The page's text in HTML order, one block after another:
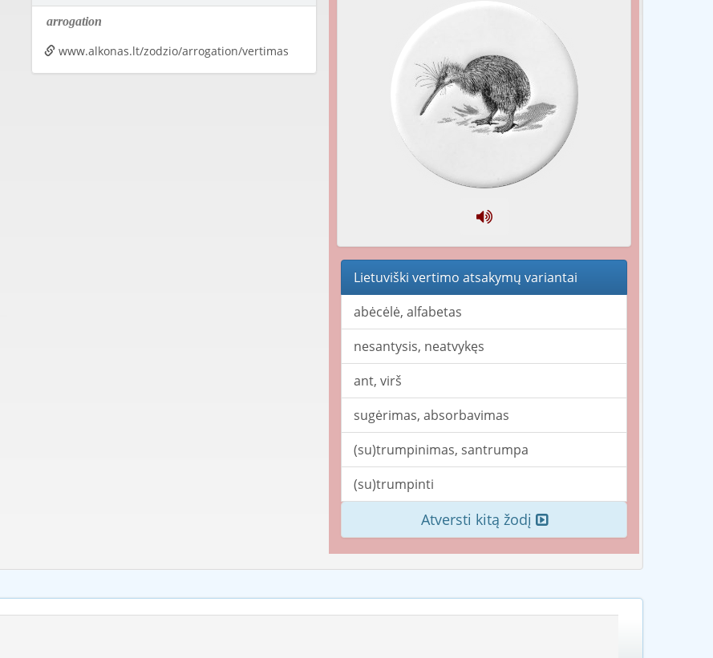
arrogation
www.alkonas.lt/zodzio/arrogation/vertimas
Lietuviški vertimo atsakymų variantai
abėcėlė, alfabetas
nesantysis, neatvykęs
ant, virš
sugėrimas, absorbavimas
(su)trumpinimas, santrumpa
(su)trumpinti
Atversti kitą žodį